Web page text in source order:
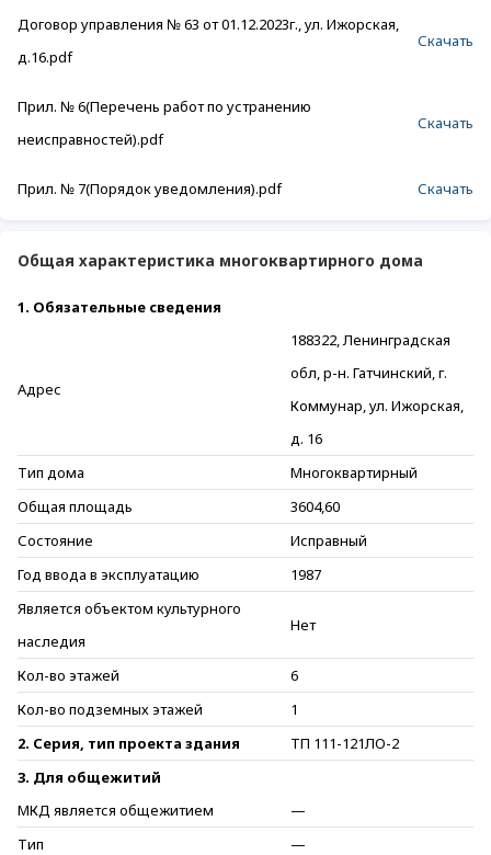
Договор управления № 63 от 01.12.2023г., ул. Ижорская,
д.16.pdf
Скачать
Прил. № 6(Перечень работ по устранению
неисправностей).pdf
Скачать
Прил. № 7(Порядок уведомления).pdf Скачать
Общая характеристика многоквартирного дома
1. Обязательные сведения
Адрес
188322, Ленинградская
обл, р-н. Гатчинский, г.
Коммунар, ул. Ижорская,
д. 16
Тип дома
Многоквартирный
Общая площадь
3604,60
Состояние
Исправный
Год ввода в эксплуатацию
1987
Является объектом культурного
наследия
Нет
Кол-во этажей
6
Кол-во подземных этажей
1
2. Серия, тип проекта здания
ТП 111-121ЛО-2
3. Для общежитий
МКД является общежитием
—
Тип
—